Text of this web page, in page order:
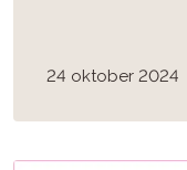
24 oktober 2024